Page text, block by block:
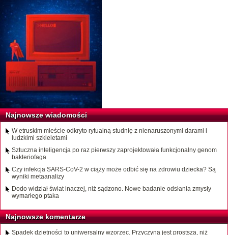
Najnowsze wiadomości
W etruskim mieście odkryto rytualną studnię z nienaruszonymi darami i
ludzkimi szkieletami
Sztuczna inteligencja po raz pierwszy zaprojektowała funkcjonalny genom
bakteriofaga
Czy infekcja SARS-CoV-2 w ciąży może odbić się na zdrowiu dziecka? Są
wyniki metaanalizy
Dodo widział świat inaczej, niż sądzono. Nowe badanie odsłania zmysły
wymarłego ptaka
Najnowsze komentarze
Spadek dzietności to uniwersalny wzorzec. Przyczyna jest prostsza, niż